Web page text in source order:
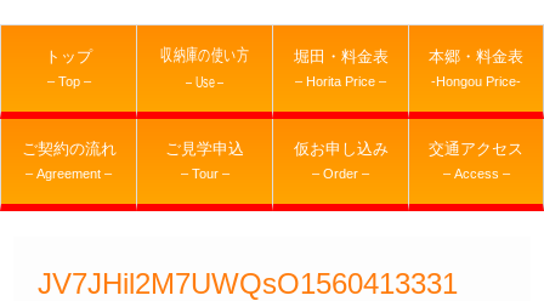
トップ
– Top –
収納庫の使い方
– Use –
堀田・料金表
– Horita Price –
本郷・料金表
-Hongou Price-
ご契約の流れ
– Agreement –
ご見学申込
– Tour –
仮お申し込み
– Order –
交通アクセス
– Access –
JV7JHil2M7UWQsO1560413331